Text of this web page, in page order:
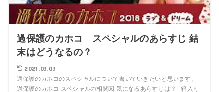
過保護のカホコ スペシャルのあらすじ 結
末はどうなるの？
2021.03.03
過保護のカホコのスペシャルについて書いていきたいと思います。
過保護のカホコ スペシャルの相関図 気になるあらすじは？ 箱入り